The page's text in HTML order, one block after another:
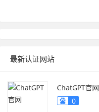
最新认证网站
ChatGPT官网
0